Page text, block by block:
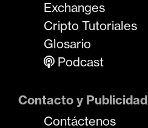
Exchanges
Cripto Tutoriales
Glosario
Podcast
Contacto y Publicidad
Contáctenos